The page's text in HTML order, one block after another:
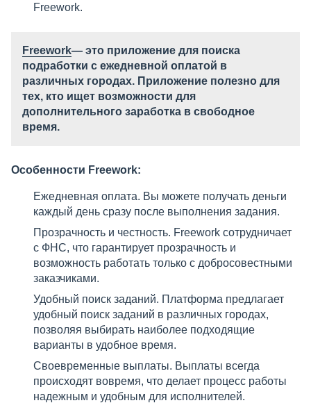
Freework.
Freework— это приложение для поиска
подработки с ежедневной оплатой в
различных городах. Приложение полезно для
тех, кто ищет возможности для
дополнительного заработка в свободное
время.
Особенности Freework:
Ежедневная оплата. Вы можете получать деньги
каждый день сразу после выполнения задания.
Прозрачность и честность. Freework сотрудничает
с ФНС, что гарантирует прозрачность и
возможность работать только с добросовестными
заказчиками.
Удобный поиск заданий. Платформа предлагает
удобный поиск заданий в различных городах,
позволяя выбирать наиболее подходящие
варианты в удобное время.
Своевременные выплаты. Выплаты всегда
происходят вовремя, что делает процесс работы
надежным и удобным для исполнителей.